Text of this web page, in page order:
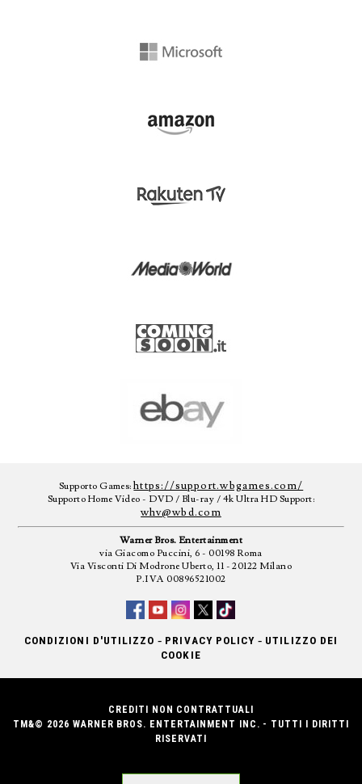
Supporto Games:https://support.wbgames.com/
Supporto Home Video - DVD / Blu-ray / 4k Ultra HD Support:
whv@wbd.com
Warner Bros. Entertainment
via Giacomo Puccini, 6 - 00198 Roma
Via Visconti Di Modrone Uberto, 11 - 20122 Milano
P.IVA 00896521002
CONDIZIONI D'UTILIZZO - PRIVACY POLICY - UTILIZZO DEI
COOKIE
CREDITI NON CONTRATTUALI
TM&© 2026 WARNER BROS. ENTERTAINMENT INC. - TUTTI I DIRITTI
RISERVATI